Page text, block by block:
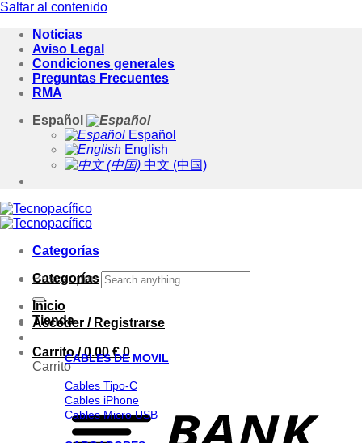
Saltar al contenido
Noticias
Aviso Legal
Condiciones generales
Preguntas Frecuentes
RMA
Español
Español
English
中文 (中国)
Categorías
Buscar por:
Acceder / Registrarse
Carrito /0.00€ 0
Carrito
Categorías
Inicio
Tienda
CABLES DE MOVIL
Cables Tipo-C
Cables iPhone
Cables Micro USB